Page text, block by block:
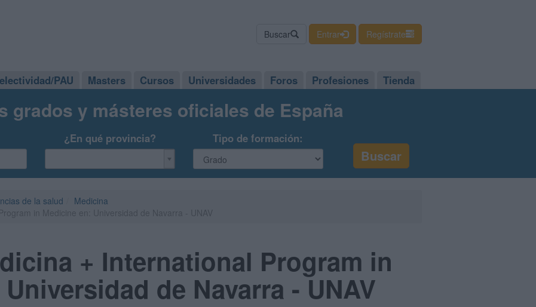
Buscar Entrar Regístrate
PAU Masters Cursos Universidades Foros Profesiones Tienda
grados y másteres oficiales de España
¿En qué provincia? Tipo de formación:
de la salud
Medicina
+ International Program in
de Navarra - UNAV